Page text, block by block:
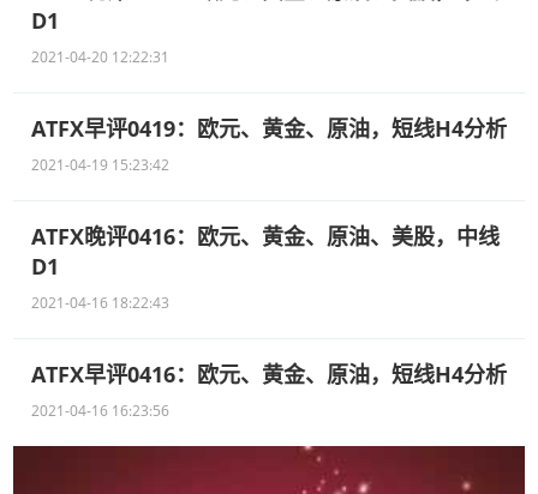
D1
2021-04-20 12:22:31
ATFX早评0419：欧元、黄金、原油，短线H4分析
2021-04-19 15:23:42
ATFX晚评0416：欧元、黄金、原油、美股，中线
D1
2021-04-16 18:22:43
ATFX早评0416：欧元、黄金、原油，短线H4分析
2021-04-16 16:23:56